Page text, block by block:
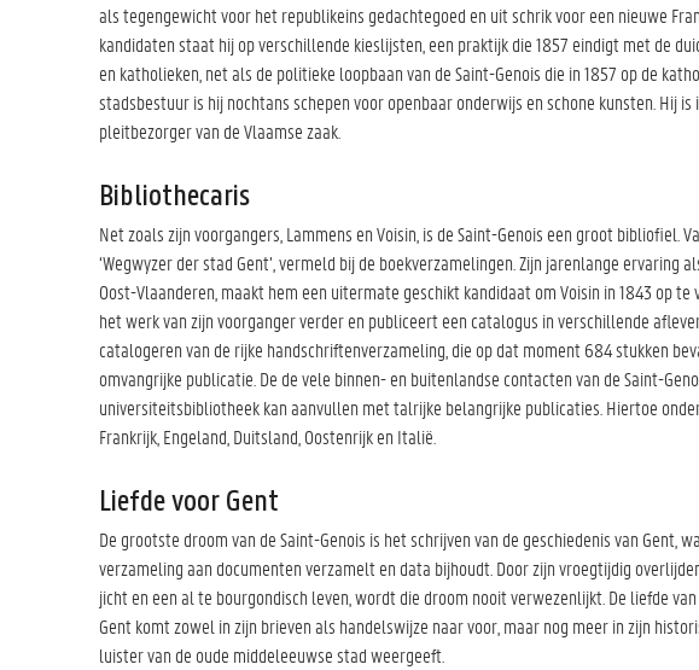
als tegengewicht voor het republikeins gedachtegoed en uit schrik voor een nieuwe
kandidaten staat hij op verschillende kieslijsten, een praktijk die 1857 eindigt met de
en katholieken, net als de politieke loopbaan van de Saint-Genois die in 1857 op de
stadsbestuur is hij nochtans schepen voor openbaar onderwijs en schone kunsten. Hij
pleitbezorger van de Vlaamse zaak.
Bibliothecaris
Net zoals zijn voorgangers, Lammens en Voisin, is de Saint-Genois een groot bibliofiel.
‘Wegwyzer der stad Gent’, vermeld bij de boekverzamelingen. Zijn jarenlange ervaring
Oost-Vlaanderen, maakt hem een uitermate geschikt kandidaat om Voisin in 1843 op
het werk van zijn voorganger verder en publiceert een catalogus in verschillende
catalogeren van de rijke handschriftenverzameling, die op dat moment 684 stukken
omvangrijke publicatie. De de vele binnen- en buitenlandse contacten van de Saint-
universiteitsbibliotheek kan aanvullen met talrijke belangrijke publicaties. Hiertoe
Frankrijk, Engeland, Duitsland, Oostenrijk en Italië.
Liefde voor Gent
De grootste droom van de Saint-Genois is het schrijven van de geschiedenis van Gent,
verzameling aan documenten verzamelt en data bijhoudt. Door zijn vroegtijdig
jicht en een al te bourgondisch leven, wordt die droom nooit verwezenlijkt. De liefde
Gent komt zowel in zijn brieven als handelswijze naar voor, maar nog meer in zijn
luister van de oude middeleeuwse stad weergeeft.